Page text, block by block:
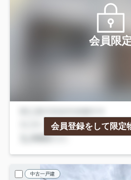
会員限
会員登録をして限定
中古一戸建